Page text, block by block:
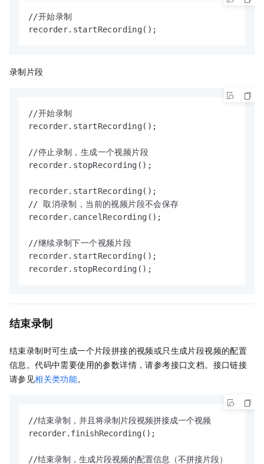
//开始录制
recorder.startRecording();
录制片段
//开始录制
recorder.startRecording();
//停止录制，生成一个视频片段
recorder.stopRecording();
recorder.startRecording();
// 取消录制，当前的视频片段不会保存
recorder.cancelRecording();
//继续录制下一个视频片段
recorder.startRecording();
recorder.stopRecording();
结束录制
结束录制时可生成一个片段拼接的视频或只生成片段视频的配置
信息。代码中需要使用的参数详情，请参考接口文档。接口链接
请参见相关类功能。
//结束录制，并且将录制片段视频拼接成一个视频
recorder.finishRecording();
//结束录制，生成片段视频的配置信息（不拼接片段）